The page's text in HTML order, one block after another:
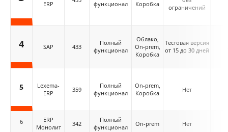
ERP
функционал
Коробка
ограничений
4 SAP 433
Полный
функционал
Облако,
On-prem,
Коробка
Тестовая версия
от 15 до 30 дней
5
Lexema-
ERP
359
Полный
функционал
On-prem,
Коробка
Нет
6
ERP
Монолит
342
Полный
функционал
On-prem Нет